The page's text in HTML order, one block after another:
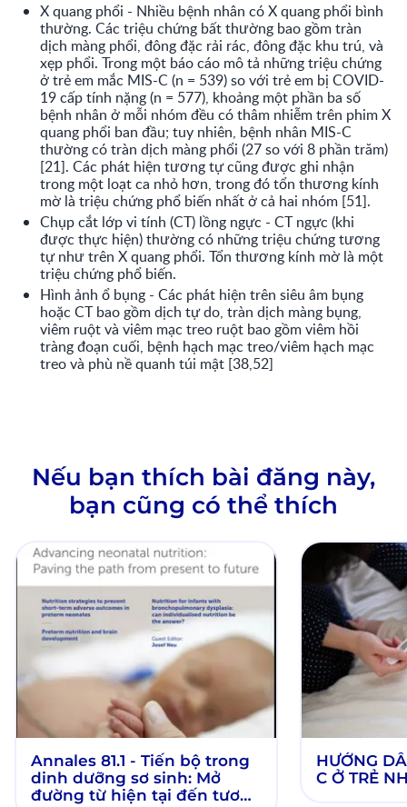
X quang phổi - Nhiều bệnh nhân có X quang phổi bình
thường. Các triệu chứng bất thường bao gồm tràn
dịch màng phổi, đông đặc rải rác, đông đặc khu trú, và
xẹp phổi. Trong một báo cáo mô tả những triệu chứng
ở trẻ em mắc MIS-C (n = 539) so với trẻ em bị COVID-
19 cấp tính nặng (n = 577), khoảng một phần ba số
bệnh nhân ở mỗi nhóm đều có thâm nhiễm trên phim X
quang phổi ban đầu; tuy nhiên, bệnh nhân MIS-C
thường có tràn dịch màng phổi (27 so với 8 phần trăm)
[21]. Các phát hiện tương tự cũng được ghi nhận
trong một loạt ca nhỏ hơn, trong đó tổn thương kính
mờ là triệu chứng phổ biến nhất ở cả hai nhóm [51].
Chụp cắt lớp vi tính (CT) lồng ngực - CT ngực (khi
được thực hiện) thường có những triệu chứng tương
tự như trên X quang phổi. Tổn thương kính mờ là một
triệu chứng phổ biến.
Hình ảnh ổ bụng - Các phát hiện trên siêu âm bụng
hoặc CT bao gồm dịch tự do, tràn dịch màng bụng,
viêm ruột và viêm mạc treo ruột bao gồm viêm hồi
tràng đoạn cuối, bệnh hạch mạc treo/viêm hạch mạc
treo và phù nề quanh túi mật [38,52]
Nếu bạn thích bài đăng này,
bạn cũng có thể thích
Annales 81.1 - Tiến bộ trong
dinh dưỡng sơ sinh: Mở
đường từ hiện tại đến tương
HƯỚNG
C Ở TRẺ